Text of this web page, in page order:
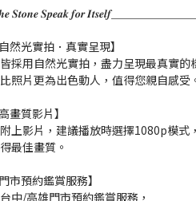
𝑺𝒕𝒐𝒏𝒆 𝑺𝒑𝒆𝒂𝒌 𝒇𝒐𝒓 𝑰𝒕𝒔𝒆𝒍𝒇＿＿＿＿＿＿＿＿
然光實拍．真實呈現】
採用自然光實拍，盡力呈現最真實的
照片更為出色動人，值得您親自感受
畫質影片】
上影片，建議播放時選擇1080p模式，
最佳畫質。
市預約鑑賞服務】
中/高雄門市預約鑑賞服務，